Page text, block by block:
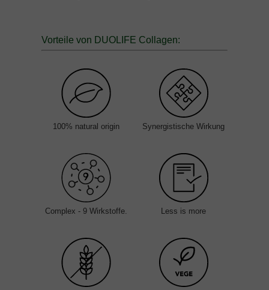
Vorteile von DUOLIFE Collagen:
100% natural origin Synergistische Wirkung
Complex - 9 Wirkstoffe. Less is more